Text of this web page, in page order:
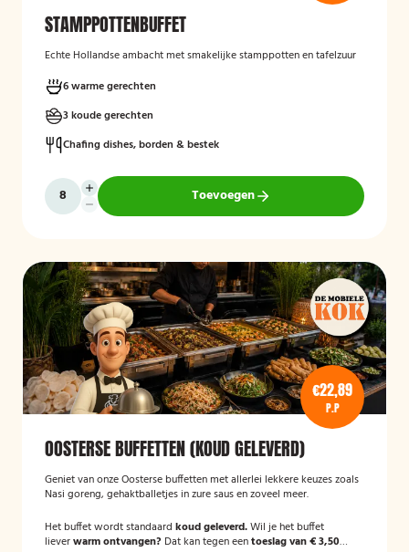
STAMPPOTTENBUFFET
Echte Hollandse ambacht met smakelijke stamppotten en tafelzuur
6 warme gerechten
3 koude gerechten
Chafing dishes, borden & bestek
Toevoegen
€22,89
P.P
OOSTERSE BUFFETTEN (KOUD GELEVERD)
Geniet van onze Oosterse buffetten met allerlei lekkere keuzes zoals
Nasi goreng, gehaktballetjes in zure saus en zoveel meer.
Het buffet wordt standaard koud geleverd.Wil je het buffet
lieverwarm ontvangen? Dat kan tegen eentoeslag van € 3,50